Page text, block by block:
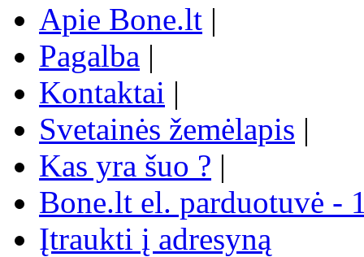
Apie Bone.lt |
Pagalba |
Kontaktai |
Svetainės žemėlapis |
Kas yra šuo ? |
Bone.lt el. parduotuvė -
Įtraukti į adresyną